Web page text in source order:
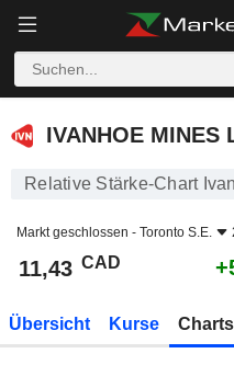
IVANHOE MINES LTD.
IVANHOE MINES
Relative Stärke-Chart
Markt geschlossen - Toronto S.E.
11,43 CAD
Übersicht Kurse Charts